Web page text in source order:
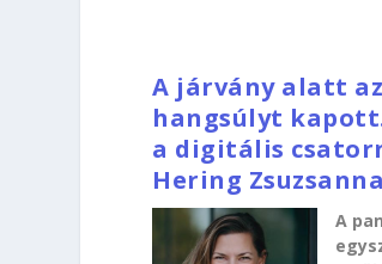
A járvány alatt
hangsúlyt
a digitális
Hering
A